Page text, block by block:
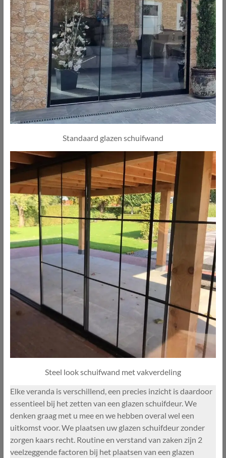
Standaard glazen schuifwand
Steel look schuifwand met vakverdeling
Elke veranda is verschillend, een precies inzicht is daardoor
essentieel bij het zetten van een glazen schuifdeur. We
denken graag met u mee en we hebben overal wel een
uitkomst voor. We plaatsen uw glazen schuifdeur zonder
zorgen kaars recht. Routine en verstand van zaken zijn 2
veelzeggende factoren bij het plaatsen van een glazen